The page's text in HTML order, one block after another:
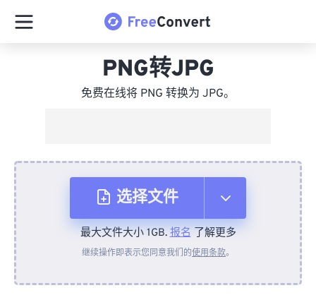
PNG转JPG
免费在线将 PNG 转换为 JPG。
选择文件
从设备
最大文件大小 1GB.报名了解更多
继续操作即表示您同意我们的使用条款。